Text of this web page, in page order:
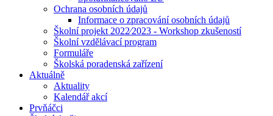
Ochrana osobních údajů
Informace o zpracování osobních údajů
Školní projekt 2022⁄2023 - Workshop zkušeností
Školní vzdělávací program
Formuláře
Školská poradenská zařízení
Aktuálně
Aktuality
Kalendář akcí
Prvňáčci